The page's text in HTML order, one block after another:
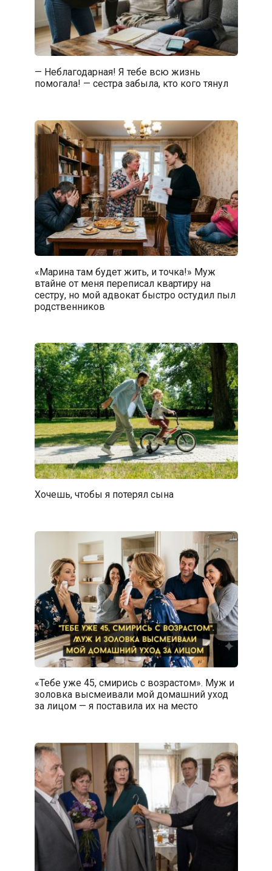
— Неблагодарная! Я тебе всю жизнь
помогала! — сестра забыла, кто кого тянул
«Марина там будет жить, и точка!» Муж
втайне от меня переписал квартиру на
сестру, но мой адвокат быстро остудил пыл
родственников
Хочешь, чтобы я потерял сына
«Тебе уже 45, смирись с возрастом». Муж и
золовка высмеивали мой домашний уход
за лицом — я поставила их на место